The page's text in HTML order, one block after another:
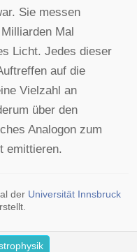
Sie messen
Mal
Licht. Jedes dieser
auf die
Vielzahl an
über den
Analogon zum
emittieren.
der Universität Innsbruck